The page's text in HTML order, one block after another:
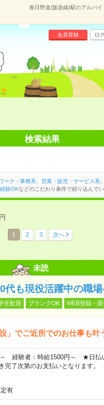
春日野道(阪急線)駅のアルバ
会員登録 ロ
検索結果
ーク・事務系 営業・販売・サービス系
験OKなどのこだわり条件で絞り込んでい
1 2 3 次へ
未読
代も現役活躍中の職
生歓迎 ブランクOK WEB登録・面
」でご近所でのお仕事も叶
～ 経験者：時給1500円～ ★日払
了次第のお支払いとなります。
有